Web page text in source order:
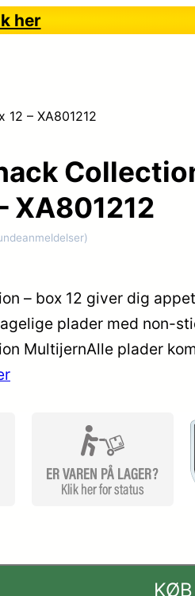
her
12 – XA801212
XA801212
– box 12 giver dig
plader med non-
MultijernAlle plader
KØB